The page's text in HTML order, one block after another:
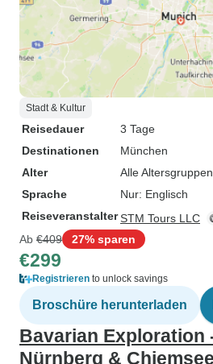
Stadt & Kultur
Reisedauer
3 Tage
Destinationen
München
Alter
Alle
Sprache
Nur: Englisch
ReiseveranstalterSTM Tours LLC
Ab €409 27% sparen
€299
Registrieren to unlock savings
Broschüre herunterladen
Bavarian Exploration
Nürnberg & Chiemsee